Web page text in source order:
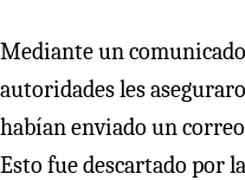
Mediante un
autoridades les
habían enviado un
Esto fue descartado por